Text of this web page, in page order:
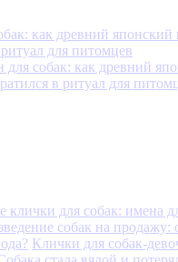
для собак: как древний
в ритуал для
для собак: имена
собак на продажу:
Клички для собак-